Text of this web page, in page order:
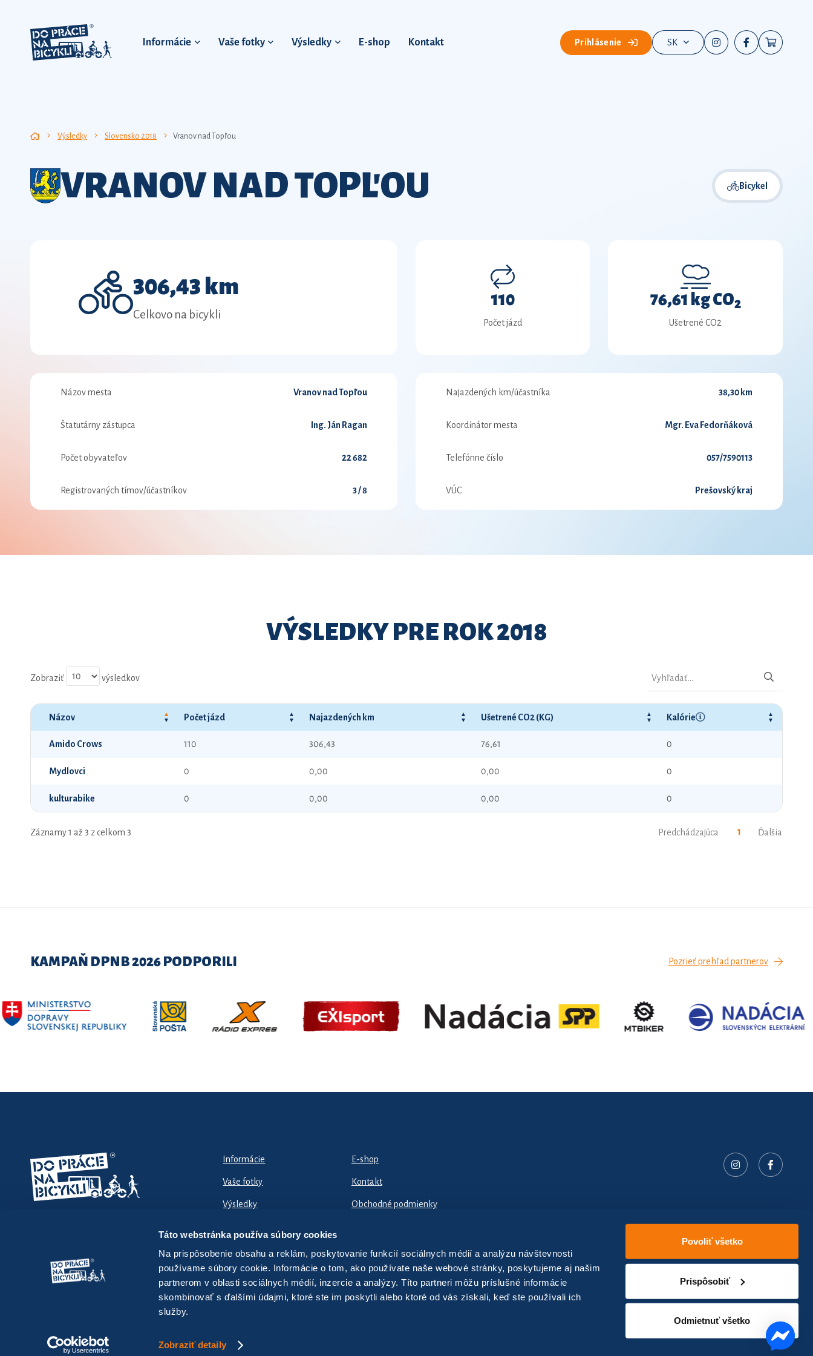
Táto webstránka používa súbory cookies
Na prispôsobenie obsahu a reklám, poskytovanie funkcií sociálnych médií a analýzu návštevnosti
používame súbory cookie. Informácie o tom, ako používate naše webové stránky, poskytujeme aj našim
partnerom v oblasti sociálnych médií, inzercie a analýzy. Títo partneri môžu príslušné informácie
skombinovať s ďalšími údajmi, ktoré ste im poskytli alebo ktoré od vás získali, keď ste používali ich
služby.
Zobraziť detaily
Povoliť všetko
Prispôsobiť
Odmietnuť všetko
Informácie Vaše fotky Výsledky E-shop Kontakt Prihlásenie SK
Výsledky Slovensko 2018 Vranov nad Topľou
VRANOV NAD TOPĽOU Bicykel
306,43 km
Celkovo na bicykli
110
Počet jázd
76,61 kg CO2
Ušetrené CO2
Názov mesta Vranov nad Topľou
Štatutárny zástupca Ing. Ján Ragan
Počet obyvateľov 22 682
Registrovaných tímov/účastníkov 3 / 8
Najazdených km/účastníka 38,30 km
Koordinátor mesta Mgr. Eva Fedorňáková
Telefónne číslo 057/7590113
VÚC Prešovský kraj
VÝSLEDKY PRE ROK 2018
Zobraziť výsledkov
Názov Počet jázd Najazdených km Ušetrené CO2 (KG) Kalórie
Amido Crows 110 306,43 76,61 0
Mydlovci 0 0,00 0,00 0
kulturabike 0 0,00 0,00 0
Záznamy 1 až 3 z celkom 3 Predchádzajúca 1 Ďalšia
KAMPAŇ DPNB 2026 PODPORILI Pozrieť prehľad partnerov
Informácie
Vaše fotky
Výsledky
E-shop
Kontakt
Obchodné podmienky
© 2025 dopracenabicykli.eu – Národná kampaň pre podporu environmentálnych druhov dopravy v našich mestách. Vytvorilookto—digital